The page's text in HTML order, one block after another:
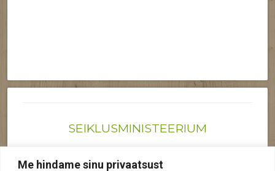
Me hindame sinu privaatsust
SEIKLUSMINISTEERIUM